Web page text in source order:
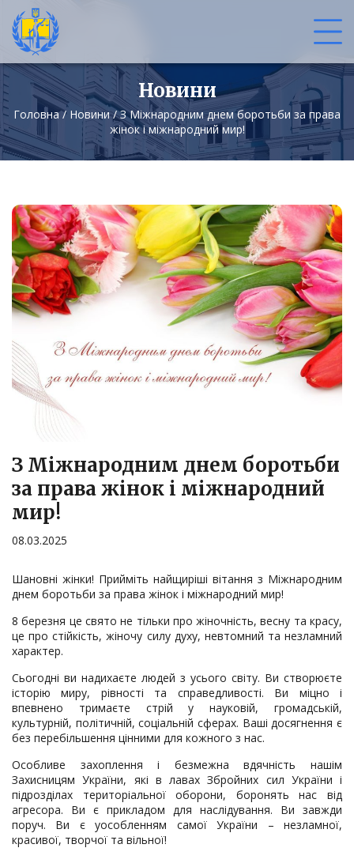
Новини
Головна/ Новини/З Міжнародним днем боротьби за права
жінок і міжнародний мир!
З Міжнародним днем боротьби
за права жінок і міжнародний
мир!
08.03.2025
Шановні жінки! Прийміть найщиріші вітання з Міжнародним
днем боротьби за права жінок і міжнародний мир!
8 березня це свято не тільки про жіночність, весну та красу,
це про стійкість, жіночу силу духу, невтомний та незламний
характер.
Сьогодні ви надихаєте людей з усього світу. Ви створюєте
історію миру, рівності та справедливості. Ви міцно і
впевнено тримаєте стрій у науковій, громадській,
культурній, політичній, соціальній сферах. Ваші досягнення є
без перебільшення цінними для кожного з нас.
Особливе захоплення і безмежна вдячність нашім
Захисницям України, які в лавах Збройних сил України і
підрозділах територіальної оборони, боронять нас від
агресора. Ви є прикладом для наслідування. Ви завжди
поруч. Ви є уособленням самої України – незламної,
красивої, творчої та вільної!